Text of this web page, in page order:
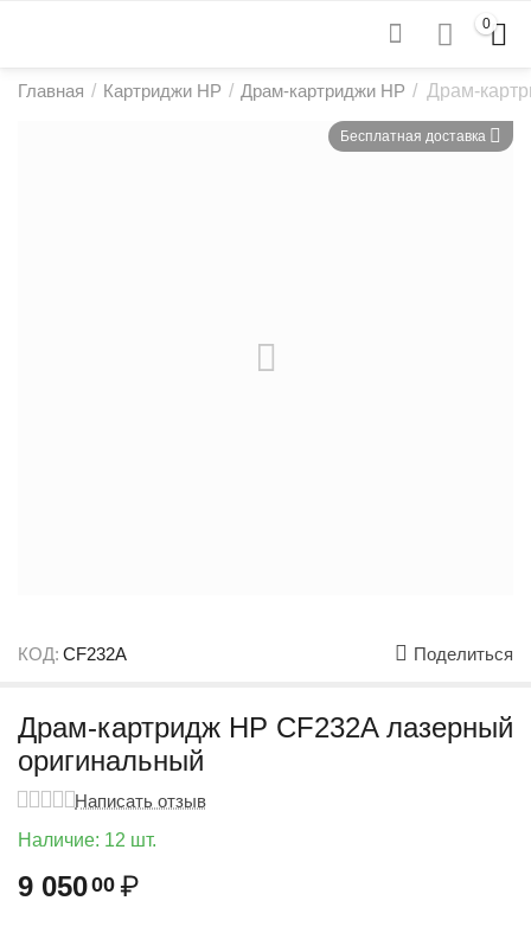
0
Главная / Картриджи HP / Драм-картриджи HP / Драм-
Бесплатная доставка
КОД: CF232A Поделиться
Драм-картридж HP CF232A лазерный
оригинальный
Написать отзыв
Наличие: 12 шт.
9 05000 ₽